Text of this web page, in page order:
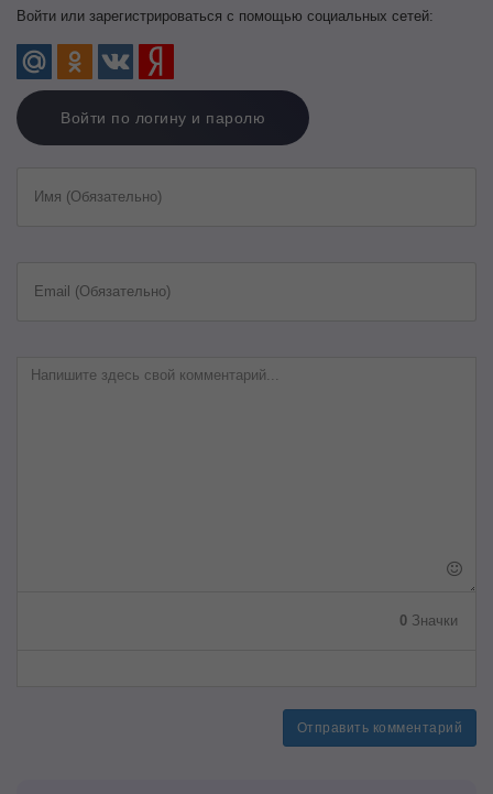
Войти или зарегистрироваться с помощью социальных сетей:
Войти по логину и паролю
Имя (Обязательно)
Email (Обязательно)
0 Значки
Отправить комментарий